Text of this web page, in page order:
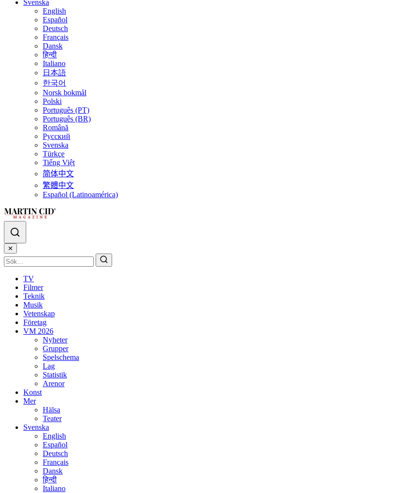
Svenska
English
Español
Deutsch
Français
Dansk
हिन्दी
Italiano
日本語
한국어
Norsk bokmål
Polski
Português (PT)
Português (BR)
Română
Русский
Svenska
Türkçe
Tiếng Việt
简体中文
繁體中文
Español (Latinoamérica)
✕
TV
Filmer
Teknik
Musik
Vetenskap
Företag
VM 2026
Nyheter
Grupper
Spelschema
Lag
Statistik
Arenor
Konst
Mer
Hälsa
Teater
Svenska
English
Español
Deutsch
Français
Dansk
हिन्दी
Italiano